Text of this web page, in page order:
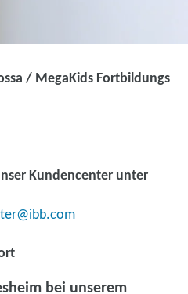
bei unserem
/ MegaKids Fortbildungs
Kundencenter unter